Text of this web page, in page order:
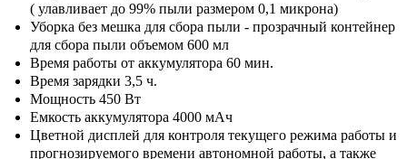
( улавливает до 99% пыли размером 0,1 микрона)
Уборка без мешка для сбора пыли - прозрачный контейнер
для сбора пыли объемом 600 мл
Время работы от аккумулятора 60 мин.
Время зарядки 3,5 ч.
Мощность 450 Вт
Емкость аккумулятора 4000 мАч
Цветной дисплей для контроля текущего режима работы и
прогнозируемого времени автономной работы, а также